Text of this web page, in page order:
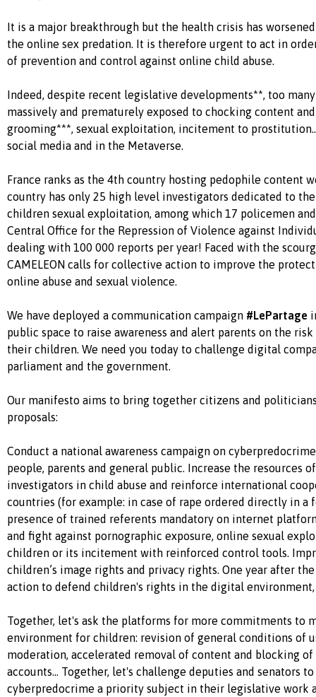
It is a major breakthrough but the health crisis has
the online sex predation. It is therefore urgent to act in
of prevention and control against online child abuse.
Indeed, despite recent legislative developments**, too
massively and prematurely exposed to chocking content
grooming***, sexual exploitation, incitement to
social media and in the Metaverse.
France ranks as the 4th country hosting pedophile content
country has only 25 high level investigators dedicated to
children sexual exploitation, among which 17 policemen
Central Office for the Repression of Violence against
dealing with 100 000 reports per year! Faced with the
CAMELEON calls for collective action to improve the
online abuse and sexual violence.
We have deployed a communication campaign #LePartage
public space to raise awareness and alert parents on the
their children. We need you today to challenge digital
parliament and the government.
Our manifesto aims to bring together citizens and
proposals:
Conduct a national awareness campaign on
people, parents and general public. Increase the resources
investigators in child abuse and reinforce international
countries (for example: in case of rape ordered directly in a
presence of trained referents mandatory on internet
and fight against pornographic exposure, online sexual
children or its incitement with reinforced control tools.
children’s image rights and privacy rights. One year after
action to defend children's rights in the digital
Together, let's ask the platforms for more commitments to
environment for children: revision of general conditions of
moderation, accelerated removal of content and blocking
accounts... Together, let's challenge deputies and senators
cyberpredocrime a priority subject in their legislative work